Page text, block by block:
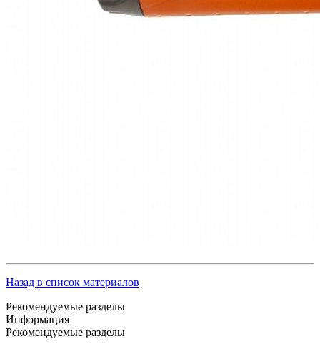
Назад в список материалов
Рекомендуемые разделы
Информация
Рекомендуемые разделы